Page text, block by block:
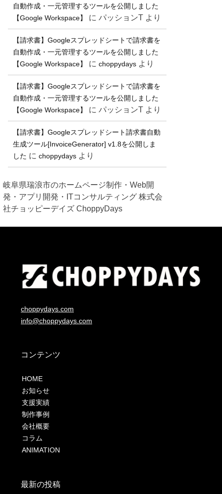
自動作成・一元管理するツールを公開しました
【Google Workspace】
に パッションT より
【請求書】Googleスプレッドシートで請求書を
自動作成・一元管理するツールを公開しました
【Google Workspace】
に choppydays より
【請求書】Googleスプレッドシートで請求書を
自動作成・一元管理するツールを公開しました
【Google Workspace】
に パッションT より
【請求書】Googleスプレッドシート請求書自動
生成ツール[InvoiceGenerator] v1.8を公開しま
した に choppydays より
岐阜県瑞浪市のホームページ制作・Web開
発・アプリ開発・ITコンサルティング 株式会
社チョッピーデイズ ChoppyDays
choppydays.com
info@choppydays.com
コンテンツ
HOME
お知らせ
支援実績
制作事例
会社概要
コラム
ANIMATION
最新の投稿